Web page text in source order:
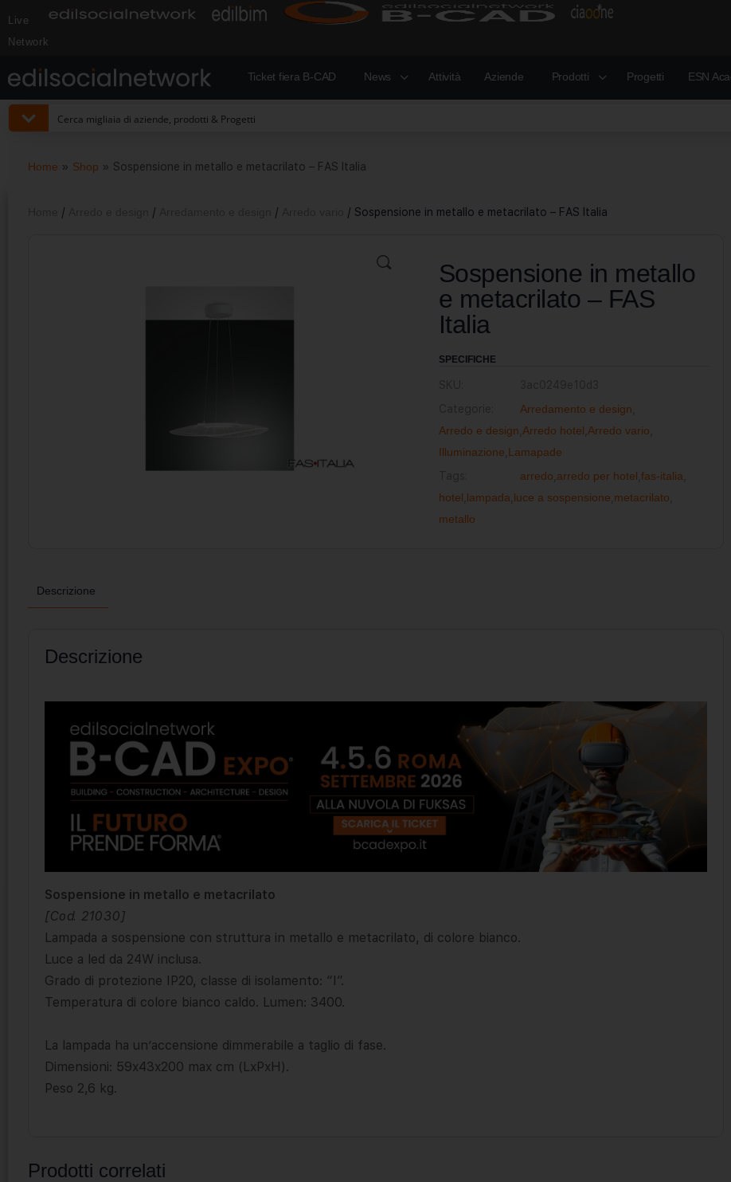
Live
Network
Ticket fiera B-CAD News Attività Aziende Prodotti Progetti ESN
Home » Shop » Sospensione in metallo e metacrilato – FAS Italia
/ / / / Sospensione in metallo e metacrilato – FAS Italia
Sospensione in metallo
e metacrilato – FAS
Italia
SPECIFICHE
Arredamento e design
Arredo e design Arredo hotel Arredo vario
Illuminazione Lamapade
arredo arredo per hotel fas-italia
hotel lampada luce a sospensione metacrilato
metallo
Descrizione
Descrizione
Sospensione in metallo e metacrilato
[Cod. 21030]
Lampada a sospensione con struttura in metallo e metacrilato, di colore bianco.
Luce a led da 24W inclusa.
Grado di protezione IP20, classe di isolamento: “I”.
Temperatura di colore bianco caldo. Lumen: 3400.
La lampada ha un’accensione dimmerabile a taglio di fase.
Dimensioni: 59x43x200 max cm (LxPxH).
Peso 2,6 kg.
Prodotti correlati